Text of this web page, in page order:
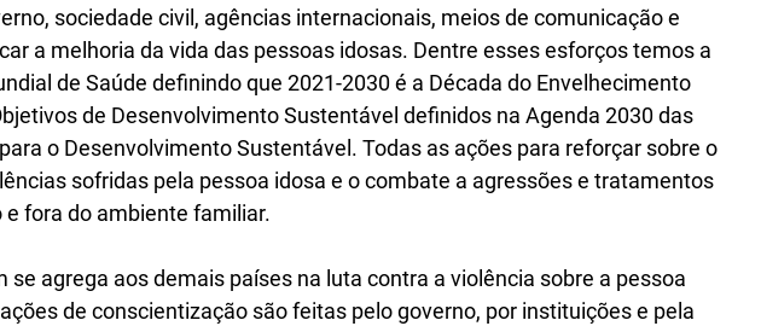
sociedade civil, agências internacionais, meios de comunicação e
a melhoria da vida das pessoas idosas. Dentre esses esforços temos a
de Saúde definindo que 2021-2030 é a Década do Envelhecimento
de Desenvolvimento Sustentável definidos na Agenda 2030 das
o Desenvolvimento Sustentável. Todas as ações para reforçar sobre o
sofridas pela pessoa idosa e o combate a agressões e tratamentos
e fora do ambiente familiar.
se agrega aos demais países na luta contra a violência sobre a pessoa
de conscientização são feitas pelo governo, por instituições e pela